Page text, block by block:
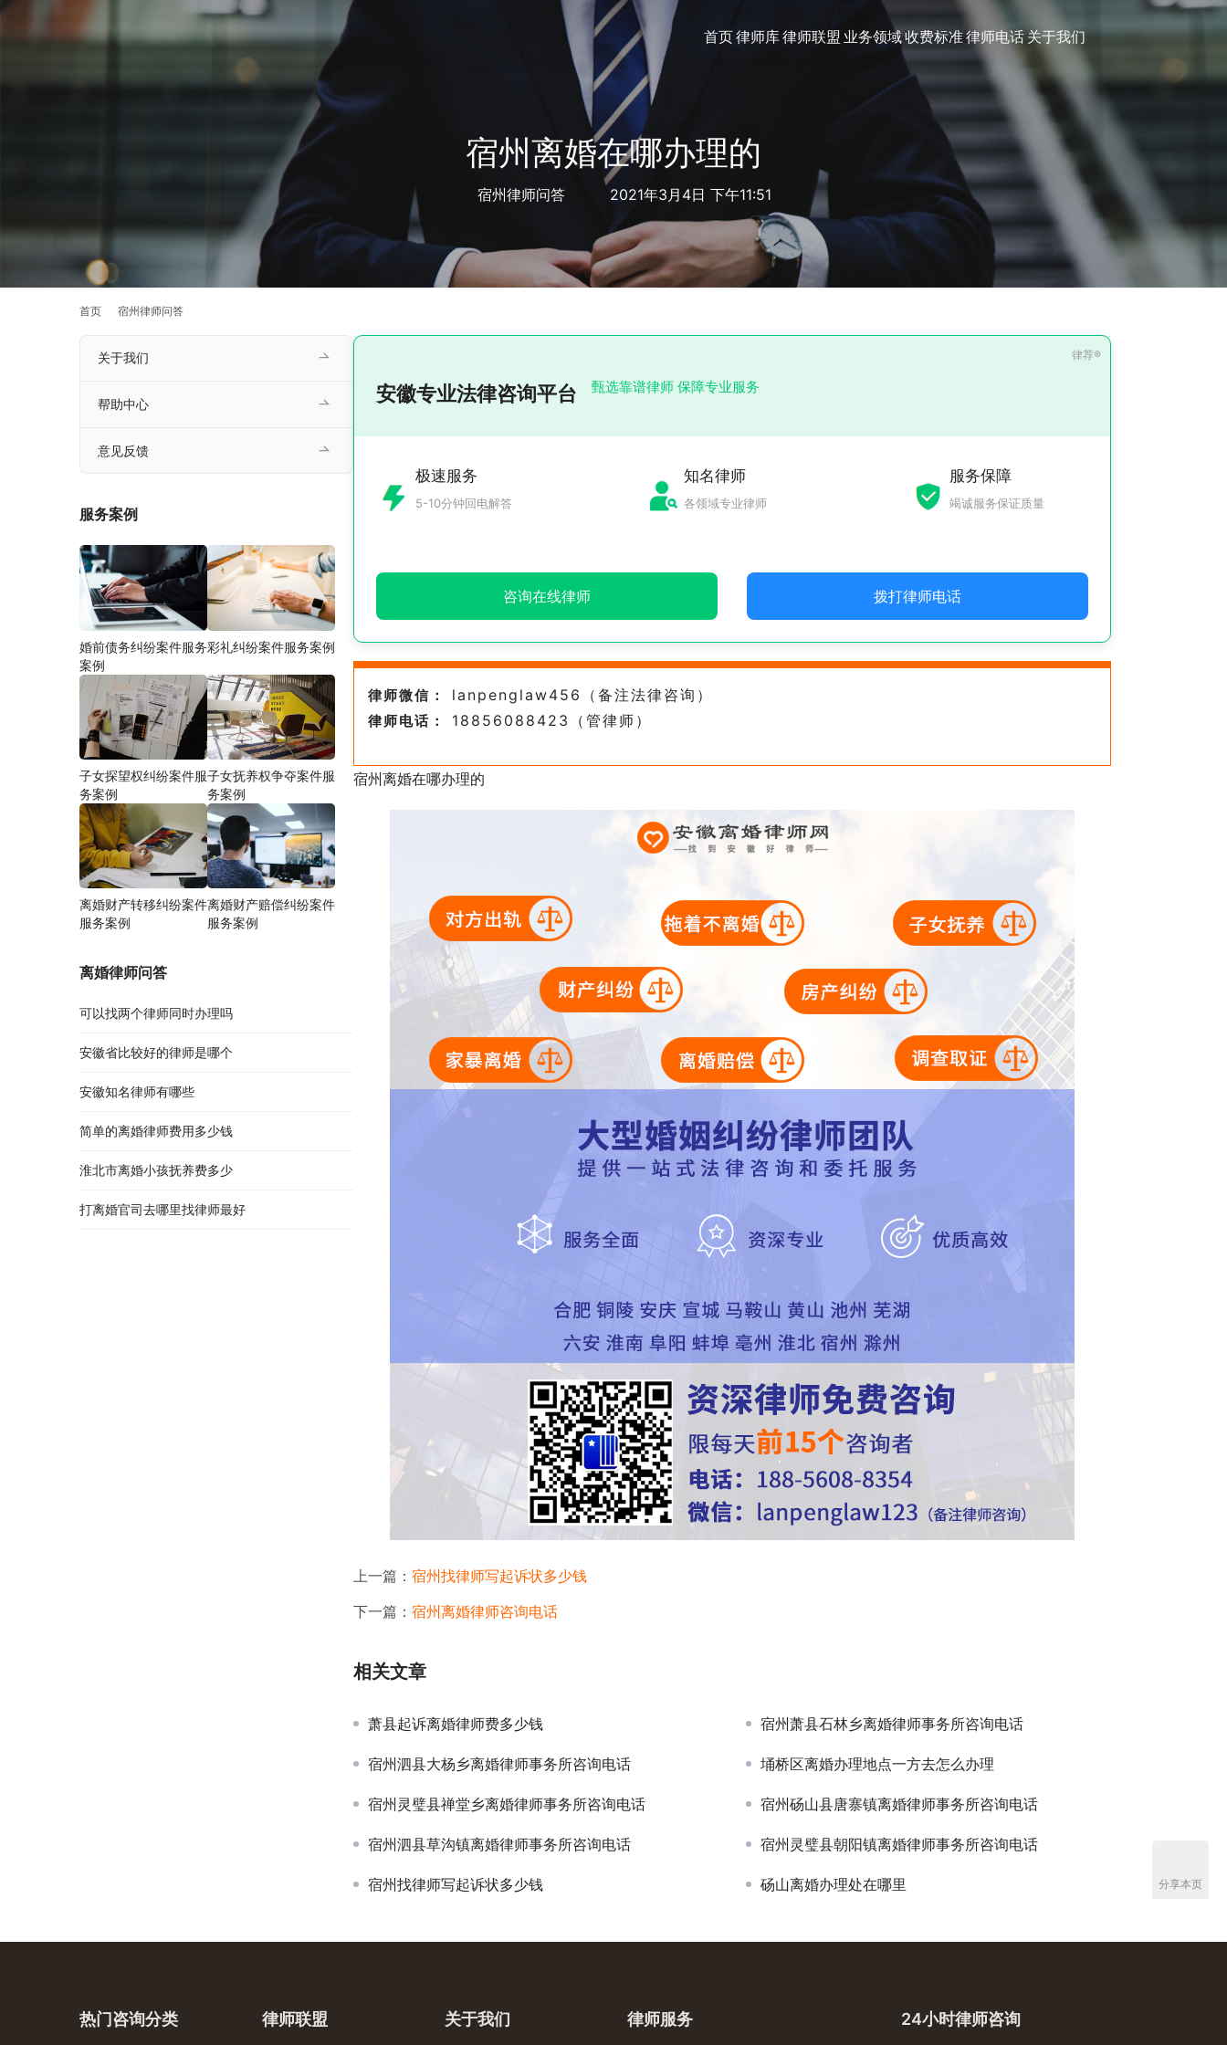
首页律师库律师联盟 业务领域收费标准律师电话关于我们
宿州离婚在哪办理的
宿州律师问答 2021年3月4日 下午11:51
首页 宿州律师问答
安徽专业法律咨询平台 甄选靠谱律师 保障专业服务
极速服务
5-10分钟回电解答
知名律师
各领域专业律师
服务保障
竭诚服务保证质量
咨询在线律师 拨打律师电话
律师微信： lanpenglaw456（备注法律咨询）
律师电话： 18856088423（管律师）
宿州离婚在哪办理的
上一篇： 宿州找律师写起诉状多少钱
下一篇： 宿州离婚律师咨询电话
相关文章
萧县起诉离婚律师费多少钱 宿州萧县石林乡离婚律师事务所咨询电话
宿州泗县大杨乡离婚律师事务所咨询电话 埇桥区离婚办理地点一方去怎么办理
宿州灵璧县禅堂乡离婚律师事务所咨询电话 宿州砀山县唐寨镇离婚律师事务所咨询电话
宿州泗县草沟镇离婚律师事务所咨询电话 宿州灵璧县朝阳镇离婚律师事务所咨询电话
宿州找律师写起诉状多少钱 砀山离婚办理处在哪里
关于我们
帮助中心
意见反馈
服务案例
婚前债务纠纷案件服务
案例
彩礼纠纷案件服务案例
子女探望权纠纷案件服
务案例
子女抚养权争夺案件服
务案例
离婚财产转移纠纷案件
服务案例
离婚财产赔偿纠纷案件
服务案例
离婚律师问答
可以找两个律师同时办理吗
安徽省比较好的律师是哪个
安徽知名律师有哪些
简单的离婚律师费用多少钱
淮北市离婚小孩抚养费多少
打离婚官司去哪里找律师最好
热门咨询分类 律师联盟 关于我们 律师服务 24小时律师咨询
分享本页